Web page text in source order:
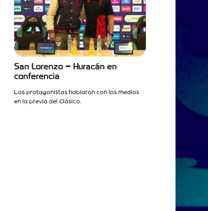
San Lorenzo – Huracán en
conferencia
Los protagonistas hablaron con los medios
en la previa del Clásico.